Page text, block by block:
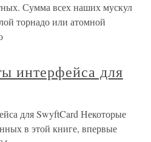
Сумма всех наших мускул
торнадо или атомной
интерфейса для
для SwyftCard Некоторые
в этой книге, впервые